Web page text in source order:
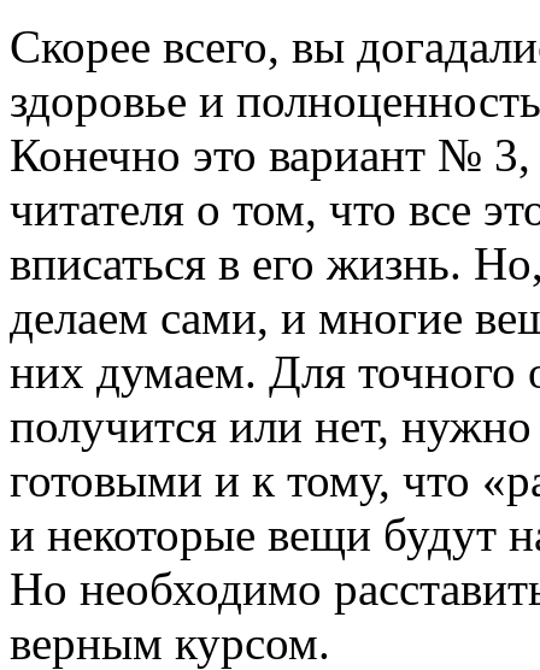
Скорее всего, вы
здоровье и
Конечно это вариант №
читателя о том, что все
вписаться в его жизнь.
делаем сами, и многие
них думаем. Для точного
получится или нет,
готовыми и к тому, что
и некоторые вещи будут
Но необходимо
верным курсом.